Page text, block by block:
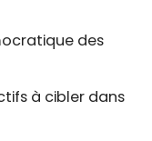
des
à cibler dans